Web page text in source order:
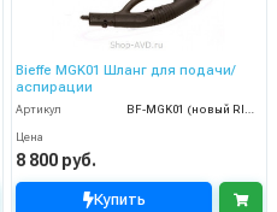
Bieffe MGK01 Шланг для подачи/
аспирации
Артикул
Цена
8 800 руб.
Купить